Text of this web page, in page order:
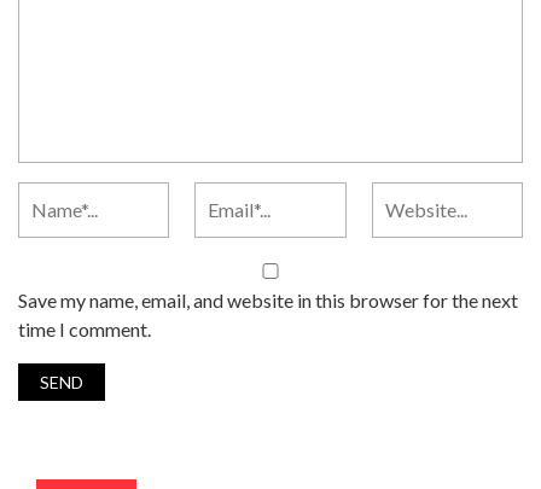
Save my name, email, and website in this browser for the next
time I comment.